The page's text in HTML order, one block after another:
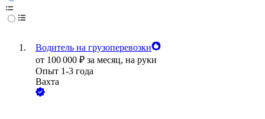
Водитель на грузоперевозки
от 100 000 ₽ за месяц, на руки
Опыт 1-3 года
Вахта